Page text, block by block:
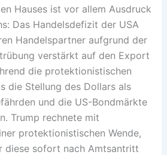
Hauses ist vor allem Ausdruck
Das Handelsdefizit der USA
Handelspartner aufgrund der
verstärkt auf den Export
die protektionistischen
die Stellung des Dollars als
und die US-Bondmärkte
Trump rechnete mit
protektionistischen Wende,
diese sofort nach Amtsantritt